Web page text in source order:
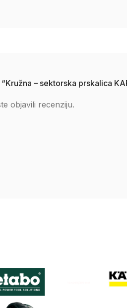
– sektorska prskalica
objavili recenziju.